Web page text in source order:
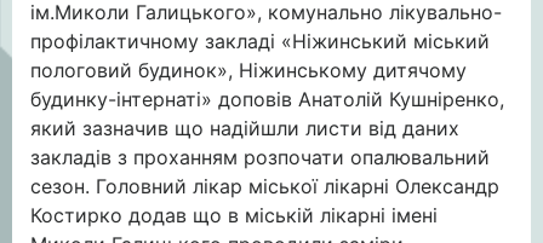
ім.Миколи Галицького», комунально лікувально-
профілактичному закладі «Ніжинський міський
пологовий будинок», Ніжинському дитячому
будинку-інтернаті» доповів Анатолій Кушніренко,
який зазначив що надійшли листи від даних
закладів з проханням розпочати опалювальний
сезон. Головний лікар міської лікарні Олександр
Костирко додав що в міській лікарні імені